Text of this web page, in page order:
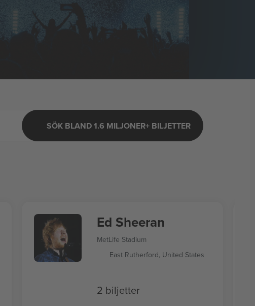
SÖK BLAND 1.6 MILJONER+ BILJETTER
Ed Sheeran
MetLife Stadium
East Rutherford, United States
2 biljetter